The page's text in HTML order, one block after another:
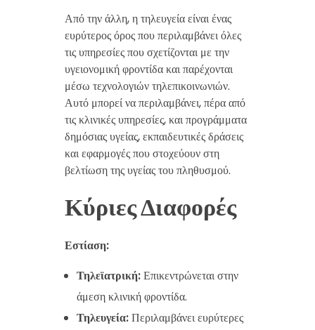
Από την άλλη, η τηλευγεία είναι ένας
ευρύτερος όρος που περιλαμβάνει όλες
τις υπηρεσίες που σχετίζονται με την
υγειονομική φροντίδα και παρέχονται
μέσω τεχνολογιών τηλεπικοινωνιών.
Αυτό μπορεί να περιλαμβάνει, πέρα από
τις κλινικές υπηρεσίες, και προγράμματα
δημόσιας υγείας, εκπαιδευτικές δράσεις
και εφαρμογές που στοχεύουν στη
βελτίωση της υγείας του πληθυσμού.
Κύριες Διαφορές
Εστίαση:
Τηλεϊατρική:Επικεντρώνεται στην
άμεση κλινική φροντίδα.
Τηλευγεία:Περιλαμβάνει ευρύτερες